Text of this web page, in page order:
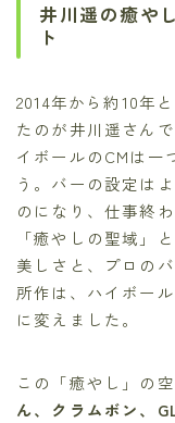
井川遥の癒や
ト
2014年から約10年
たのが井川遥さん
イボールのCMは一
う。バーの設定は
のになり、仕事終
「癒やしの聖域」
美しさと、プロの
所作は、ハイボー
に変えました。
この「癒やし」の
ん、クラムボン、